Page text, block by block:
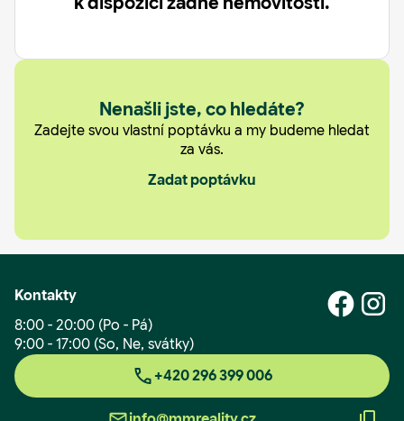
Nejdražší
Nenašli jste, co hledáte?
Zadejte svou vlastní poptávku a my budeme hledat
za vás.
Zadat poptávku
Kontakty
8:00 - 20:00 (Po - Pá)
9:00 - 17:00 (So, Ne, svátky)
+420 296 399 006